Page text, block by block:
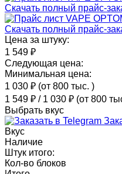
Скачать полный прайс-
Скачать полный прайс-
Цена за штуку:
1 549 ₽
Следующая цена:
Минимальная цена:
1 030 ₽ (от 800 тыс. )
1 549 ₽ / 1 030 ₽ (от 800
Выбрать вкус
Вкус
Наличие
Штук итого:
Кол-во блоков